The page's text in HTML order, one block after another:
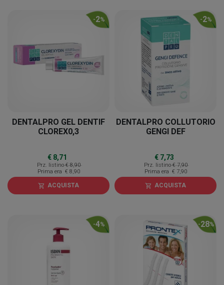
-2%
DENTALPRO GEL DENTIF
CLOREX0,3
€ 8,71
Prz. listino € 8,90
Prima era € 8,90
shopping_cart ACQUISTA
-2%
DENTALPRO COLLUTORIO
GENGI DEF
€ 7,73
Prz. listino € 7,90
Prima era € 7,90
shopping_cart ACQUISTA
-4% -28%